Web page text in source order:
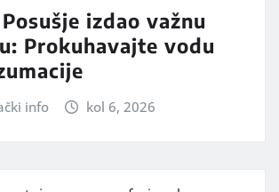
izdao važnu
Prokuhavajte vodu
info kol 6, 2026